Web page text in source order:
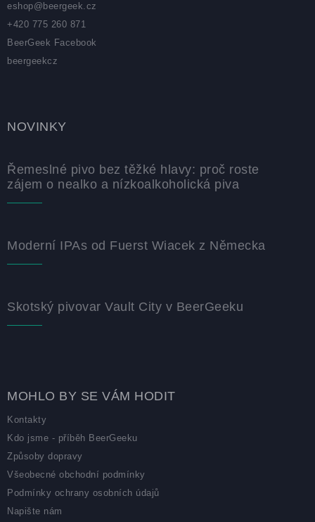
eshop@ beergeek.cz
+420 775 260 871
BeerGeek Facebook
beergeekcz
NOVINKY
Řemeslné pivo bez těžké hlavy: proč roste
zájem o nealko a nízkoalkoholická piva
Moderní IPAs od Fuerst Wiacek z Německa
Skotský pivovar Vault City v BeerGeeku
MOHLO BY SE VÁM HODIT
Kontakty
Kdo jsme - příběh BeerGeeku
Způsoby dopravy
Všeobecné obchodní podmínky
Podmínky ochrany osobních údajů
Napište nám